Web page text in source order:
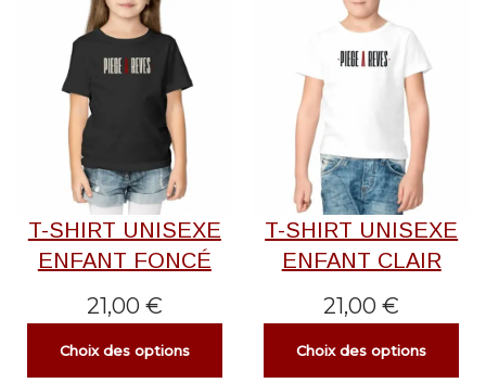
T-SHIRT UNISEXE
ENFANT FONCÉ
21,00 €
Choix des options
T-SHIRT UNISEXE
ENFANT CLAIR
21,00€
Choix des options